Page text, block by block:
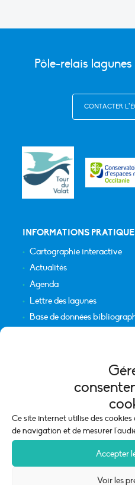
Ce site internet utilise des
de navigation et de mesurer
Accepter
Voir les
Pôle-relais
CONTACTER
INFORMATIONS
Cartographie interactive
Actualités
Agenda
Lettre des lagunes
Base de données
Mentions légales
Politique de cookies (UE)